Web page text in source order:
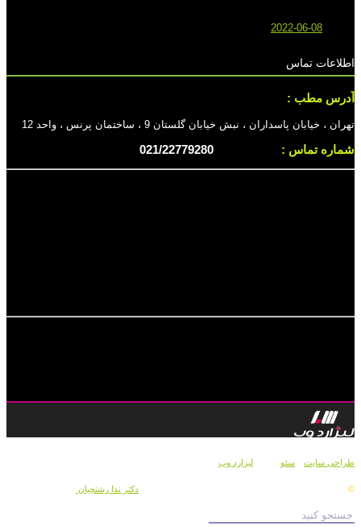
2022-06-08
اطلاعات تماس
آدرس مطب :
تهران ، خیابان پاسداران ، نبش خیابان گلستان 9 ، ساختمان پرنس ، واحد 12
شماره تماس :
طراحی سایت سئو لیزارد وب
© دکتر ندا رشتچیان